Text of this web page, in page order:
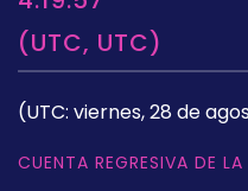
(UTC, UTC)
(UTC: viernes, 28 de
CUENTA REGRESIVA DE LA